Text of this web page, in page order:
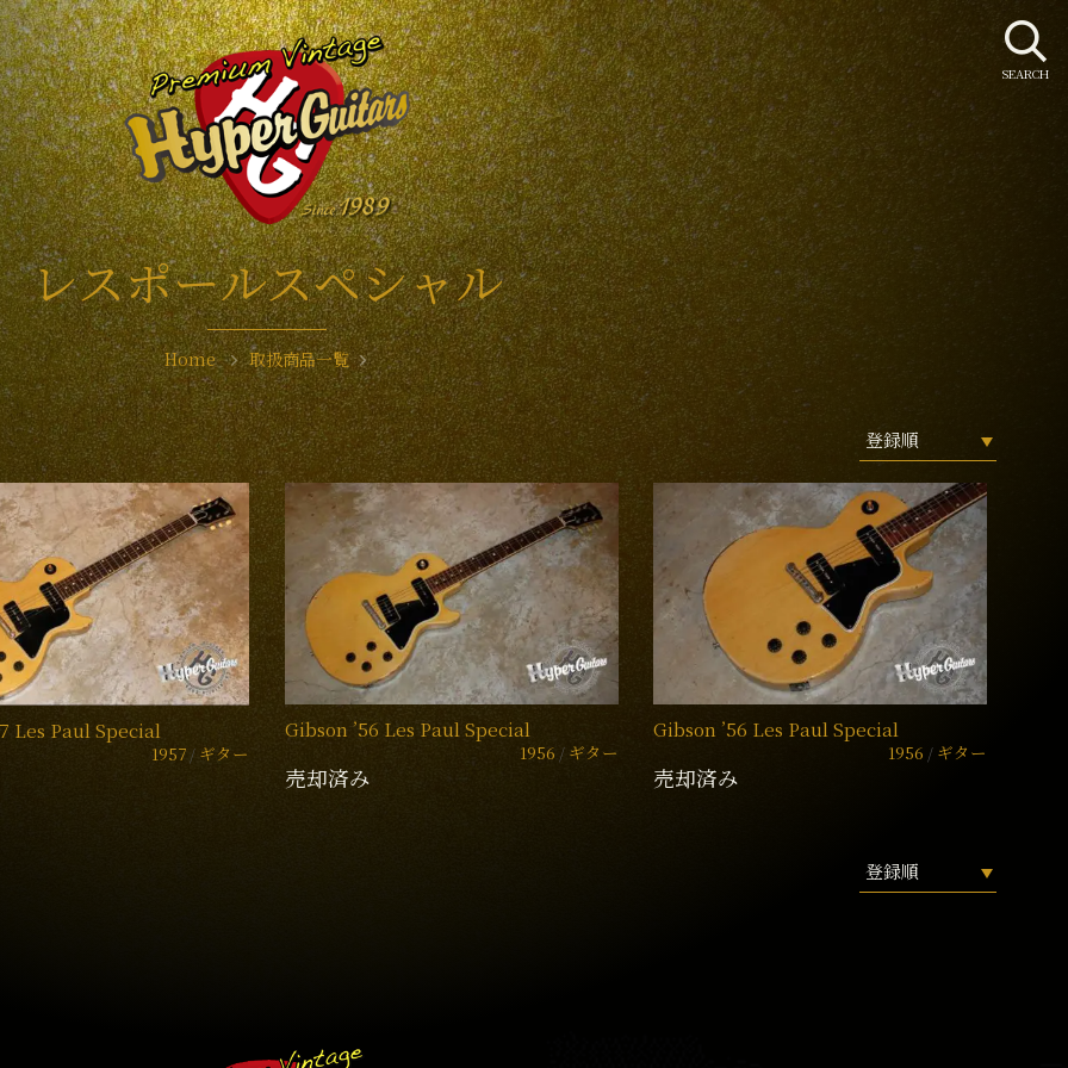
レスポールスペシャル
Home 取扱商品一覧
Les Paul Special
1957 ギター
Gibson ’56 Les Paul Special
1956 ギター
売却済み
Gibson ’56 Les Paul Special
1956 ギター
売却済み
SEARCH